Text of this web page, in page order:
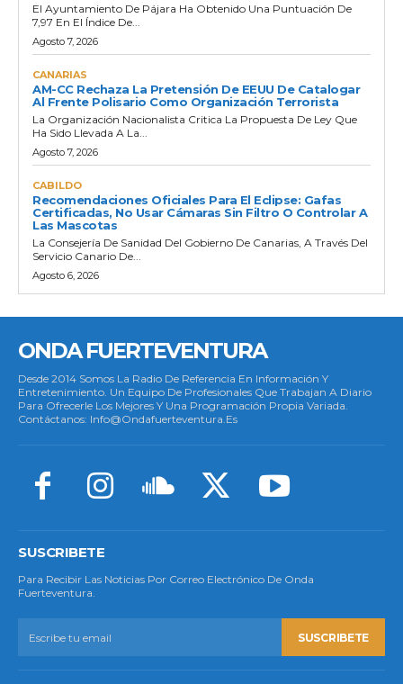
El Ayuntamiento De Pájara Ha Obtenido Una Puntuación De
7,97 En El Índice De...
Agosto 7, 2026
CANARIAS
AM-CC Rechaza La Pretensión De EEUU De Catalogar
Al Frente Polisario Como Organización Terrorista
La Organización Nacionalista Critica La Propuesta De Ley Que
Ha Sido Llevada A La...
Agosto 7, 2026
CABILDO
Recomendaciones Oficiales Para El Eclipse: Gafas
Certificadas, No Usar Cámaras Sin Filtro O Controlar A
Las Mascotas
La Consejería De Sanidad Del Gobierno De Canarias, A Través Del
Servicio Canario De...
Agosto 6, 2026
ONDA FUERTEVENTURA
Desde 2014 Somos La Radio De Referencia En Información Y
Entretenimiento. Un Equipo De Profesionales Que Trabajan A Diario
Para Ofrecerle Los Mejores Y Una Programación Propia Variada.
Contáctanos: Info@ondafuerteventura.es
SUSCRIBETE
Para Recibir Las Noticias Por Correo Electrónico De Onda
Fuerteventura.
SUSCRIBETE